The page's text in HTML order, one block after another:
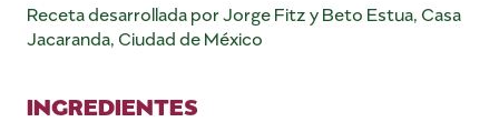
Receta desarrollada por Jorge Fitz y Beto Estua, Casa
Jacaranda, Ciudad de México
INGREDIENTES